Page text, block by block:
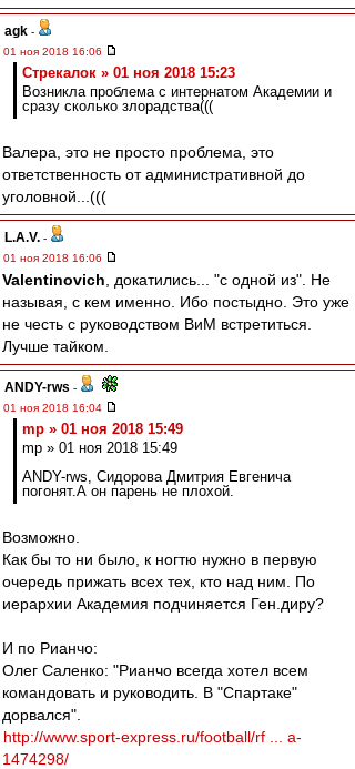
agk -
01 ноя 2018 16:06
Стрекалок » 01 ноя 2018 15:23
Возникла проблема с интернатом Академии и
сразу сколько злорадства(((
Валера, это не просто проблема, это
ответственность от административной до
уголовной...(((
L.А.V. -
01 ноя 2018 16:06
Valentinovich , докатились... "с одной из". Не
называя, с кем именно. Ибо постыдно. Это уже
не честь с руководством ВиМ встретиться.
Лучше тайком.
ANDY-rws -
01 ноя 2018 16:04
mp » 01 ноя 2018 15:49
mp » 01 ноя 2018 15:49
ANDY-rws, Сидорова Дмитрия Евгенича
погонят.А он парень не плохой.
Возможно.
Как бы то ни было, к ногтю нужно в первую
очередь прижать всех тех, кто над ним. По
иерархии Академия подчиняется Ген.диру?
И по Рианчо:
Олег Саленко: "Рианчо всегда хотел всем
командовать и руководить. В "Спартаке"
дорвался".
http://www.sport-express.ru/football/rf ... a-
1474298/